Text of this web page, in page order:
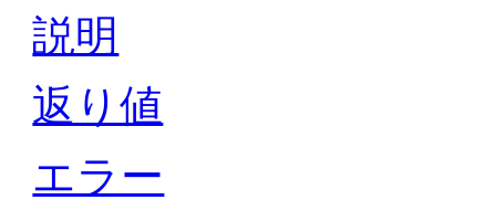
説明
返り値
エラー